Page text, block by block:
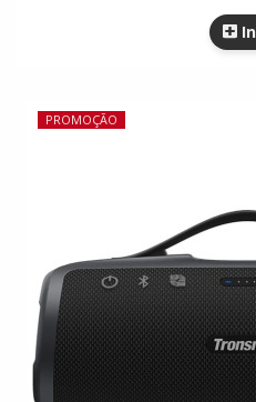
PROMOÇÃO